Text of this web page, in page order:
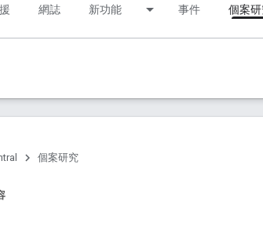
網誌 新功能 事件 個案
個案研究